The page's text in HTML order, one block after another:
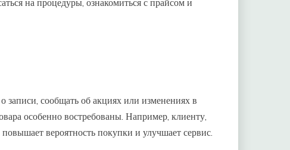
на процедуры, ознакомиться с прайсом и
записи, сообщать об акциях или изменениях в
особенно востребованы. Например, клиенту,
вероятность покупки и улучшает сервис.